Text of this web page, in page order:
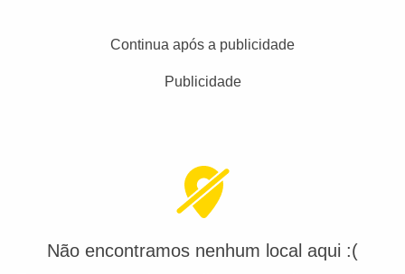
Continua após a publicidade
Publicidade
Não encontramos nenhum local aqui :(